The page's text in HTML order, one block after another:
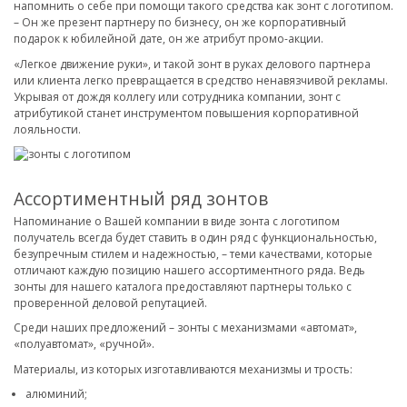
напомнить о себе при помощи такого средства как зонт с логотипом.
– Он же презент партнеру по бизнесу, он же корпоративный
подарок к юбилейной дате, он же атрибут промо-акции.
«Легкое движение руки», и такой зонт в руках делового партнера
или клиента легко превращается в средство ненавязчивой рекламы.
Укрывая от дождя коллегу или сотрудника компании, зонт с
атрибутикой станет инструментом повышения корпоративной
лояльности.
Ассортиментный ряд зонтов
Напоминание о Вашей компании в виде зонта с логотипом
получатель всегда будет ставить в один ряд с функциональностью,
безупречным стилем и надежностью, – теми качествами, которые
отличают каждую позицию нашего ассортиментного ряда. Ведь
зонты для нашего каталога предоставляют партнеры только с
проверенной деловой репутацией.
Среди наших предложений – зонты с механизмами «автомат»,
«полуавтомат», «ручной».
Материалы, из которых изготавливаются механизмы и трость:
алюминий;